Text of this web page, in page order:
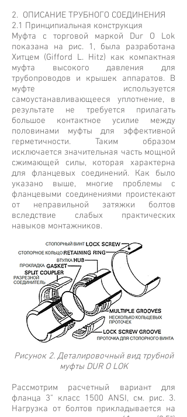
2. ОПИСАНИЕ ТРУБНОГО СОЕДИНЕНИЯ
2.1 Принципиальная конструкция
Муфта с торговой маркой Dur O Lok
показана на рис. 1, была разработана
Хитцем (Gifford L. Hitz) как компактная
муфта высокого давления для
трубопроводов и крышек аппаратов. В
муфте используется
самоустанавливающееся уплотнение, в
результате не требуется прилагать
большое контактное усилие между
половинами муфты для эффективной
герметичности. Таким образом
исключается значительная часть мощной
сжимающей силы, которая характерна
для фланцевых соединений. Как было
указано выше, многие проблемы с
фланцевыми соединениями проистекают
от неправильной затяжки болтов
вследствие слабых практических
навыков монтажников.
Рисунок 2. Деталировочный вид трубной
муфты DUR O LOK
Рассмотрим расчетный вариант для
фланца 3" класс 1500 ANSI, см. рис. 3.
Нагрузка от болтов прикладывается на